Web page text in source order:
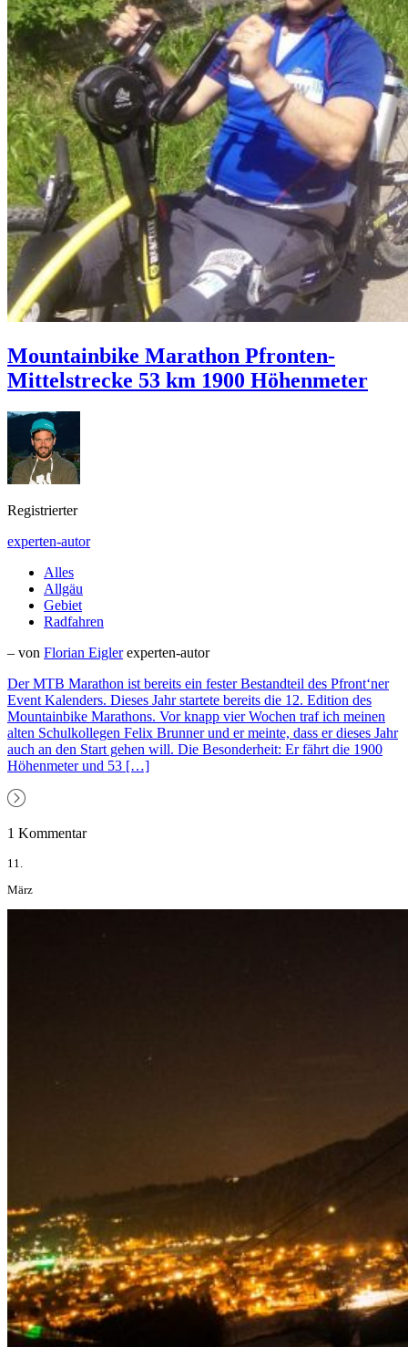
Mountainbike Marathon Pfronten-
Mittelstrecke 53 km 1900 Höhenmeter
Registrierter
experten-autor
Alles
Allgäu
Gebiet
Radfahren
– von Florian Eigler experten-autor
Der MTB Marathon ist bereits ein fester Bestandteil des Pfront‘ner
Event Kalenders. Dieses Jahr startete bereits die 12. Edition des
Mountainbike Marathons. Vor knapp vier Wochen traf ich meinen
alten Schulkollegen Felix Brunner und er meinte, dass er dieses Jahr
auch an den Start gehen will. Die Besonderheit: Er fährt die 1900
Höhenmeter und 53 […]
1 Kommentar
11.
März